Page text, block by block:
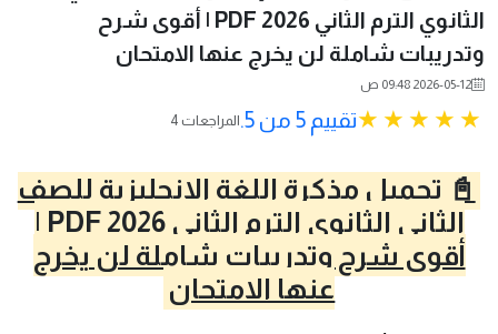
الثانوي الترم الثاني 2026 PDF | أقوى شرح
وتدريبات شاملة لن يخرج عنها الامتحان
2026-05-12 09:48 ص
تقييم 5 من 5. 4 المراجعات
📓 تحميل مذكرة اللغة الإنجليزية للصف
الثاني الثانوي الترم الثاني 2026 PDF |
أقوى شرح وتدريبات شاملة لن يخرج
عنها الامتحان